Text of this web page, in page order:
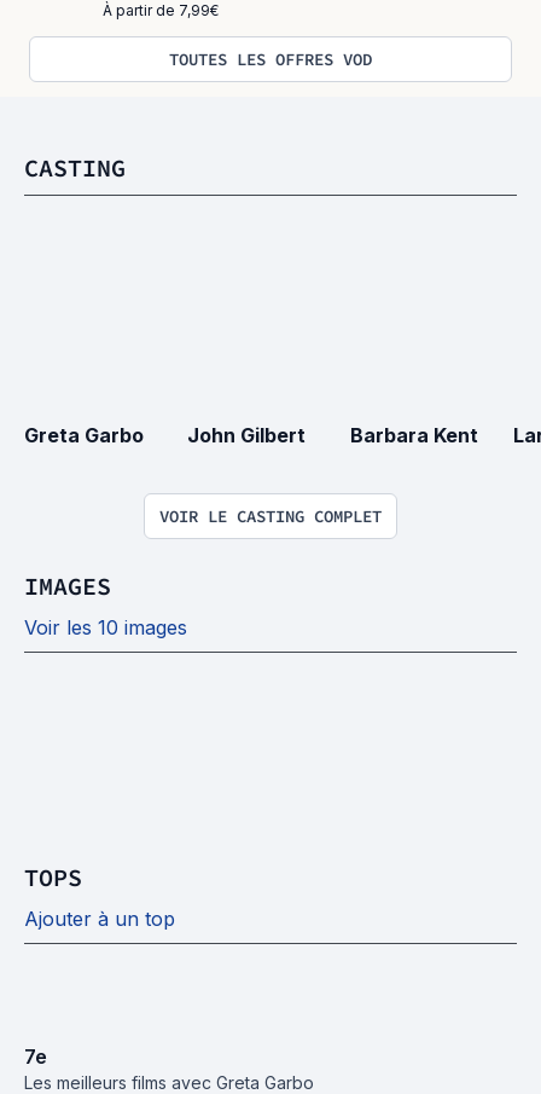
À partir de 7,99€
TOUTES LES OFFRES VOD
CASTING
Greta Garbo John Gilbert Barbara Kent
VOIR LE CASTING COMPLET
IMAGES
Voir les 10 images
TOPS
Ajouter à un top
7e
Les meilleurs films avec Greta Garbo